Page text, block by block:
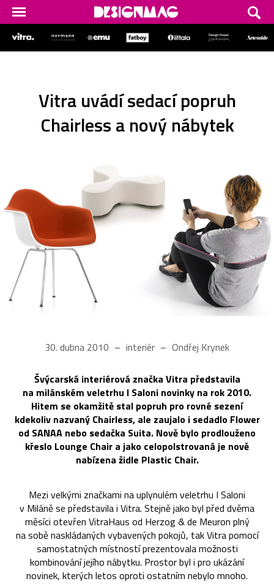
Vitra uvádí sedací popruh
Chairless a nový nábytek
30. dubna 2010 interiér Ondřej Krynek
Švýcarská interiérová značka Vitra představila
na milánském veletrhu I Saloni novinky na rok 2010.
Hitem se okamžitě stal popruh pro rovné sezení
kdekoliv nazvaný Chairless, ale zaujalo i sedadlo Flower
od SANAA nebo sedačka Suita. Nově bylo prodlouženo
křeslo Lounge Chair a jako celopolstrovaná je nově
nabízena židle Plastic Chair.
Mezi velkými značkami na uplynulém veletrhu I Saloni
v Miláně se představila i Vitra. Stejně jako byl před dvěma
měsíci otevřen VitraHaus od Herzog & de Meuron plný
na sobě naskládaných vybavených pokojů, tak Vitra pomocí
samostatných místností prezentovala možnosti
kombinování jejího nábytku. Prostor byl i pro ukázání
novinek, kterých letos oproti ostatním nebylo mnoho.